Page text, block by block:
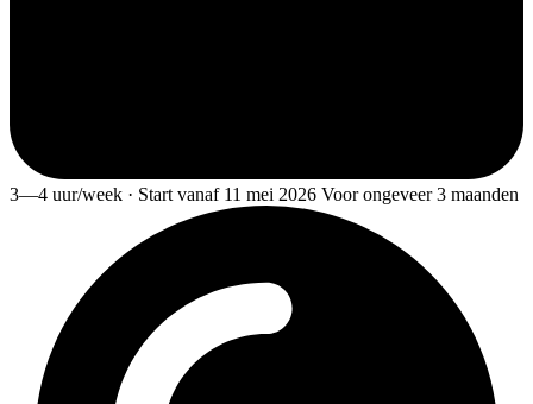
3—4 uur/week · Start vanaf 11 mei 2026 Voor ongeveer 3 maanden